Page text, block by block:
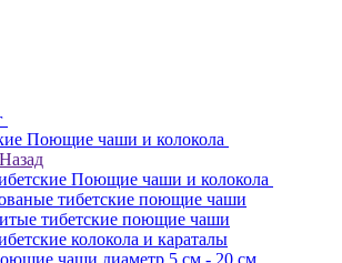
Поющие чаши и колокола
Назад
Поющие чаши и колокола
тибетские поющие чаши
тибетские поющие чаши
колокола и караталы
чаши диаметр 5 см - 20 см